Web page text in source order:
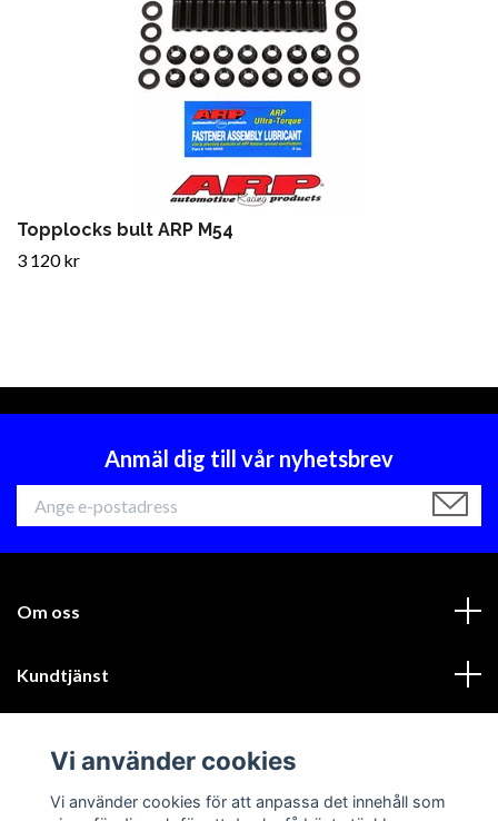
Topplocks bult ARP M54
3 120 kr
Anmäl dig till vår nyhetsbrev
Om oss
Kundtjänst
Sociala medier
Vi använder cookies
Vi använder cookies för att anpassa det innehåll som